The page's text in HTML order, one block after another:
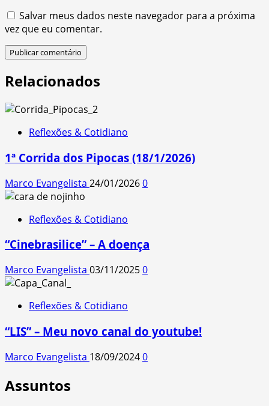
Salvar meus dados neste navegador para a próxima
vez que eu comentar.
Relacionados
Reflexões & Cotidiano
1ª Corrida dos Pipocas (18/1/2026)
Marco Evangelista 24/01/20260
Reflexões & Cotidiano
“Cinebrasilice” – A doença
Marco Evangelista 03/11/20250
Reflexões & Cotidiano
“LIS” – Meu novo canal do youtube!
Marco Evangelista 18/09/20240
Assuntos